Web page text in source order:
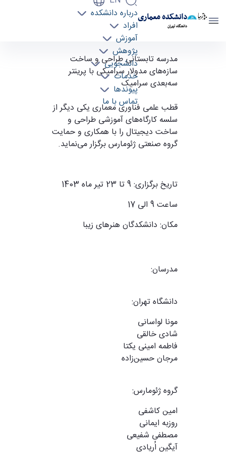
دانشکده معماری
دانشگاه تهران
درباره دانشکده
افراد
آموزش
پژوهش
دانشجویی
خدمات
پیوندها
تماس با ما
مدرسه تابستانی طراحی و ساخت سازه‌‌های مدولار
سرامیکی با پرینتر سه‌بعدی سرامیک - دانشکده
مدرسه تابستانی طراحی و ساخت
سازه‌‌های مدولار سرامیکی با پرینتر
سه‌بعدی سرامیک
قطب علمی فناوری معماری یکی دیگر از
سلسه کارگاه‌های آموزشی طراحی و
ساخت دیجیتال را با همکاری و حمایت
گروه صنعتی ژئومارس برگزار می‌نماید.
تاریخ برگزاری: 9 تا 23 تیر ماه 1403
ساعت 9 الی 17
مکان: دانشکدگان هنرهای زیبا
مدرسان:
دانشگاه تهران:
مونا لواسانی
شادی خالقی
فاطمه امینی یکتا
مرجان حسین‌زاده
گروه ژئومارس:
امین کاشفی
روزبه ایمانی
مصطفی شفیعی
آیگین اُریادی